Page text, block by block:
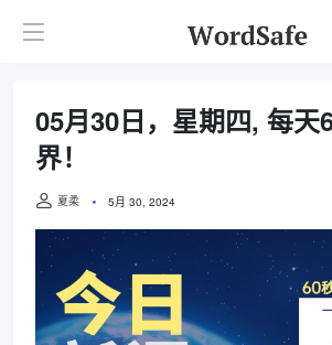
05月30日，星期四, 每天
界！
夏柔 5月 30, 2024